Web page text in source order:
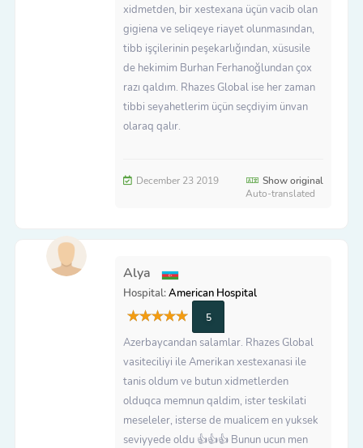
xidmetden, bir xestexana üçün vacib olan
gigiena ve seliqeye riayet olunmasından,
tibb işçilerinin peşekarlığından, xüsusile
de hekimim Burhan Ferhanoğlundan çox
razı qaldım. Rhazes Global ise her zaman
tibbi seyahetlerim üçün seçdiyim ünvan
olaraq qalır.
December 23 2019
Show original
Auto-translated
Alya
Hospital:American Hospital
5
Azerbaycandan salamlar. Rhazes Global
vasiteciliyi ile Amerikan xestexanasi ile
tanis oldum ve butun xidmetlerden
olduqca memnun qaldim, ister teskilati
meseleler, isterse de mualicem en yuksek
seviyyede oldu 👍👍👍 Bunun ucun men